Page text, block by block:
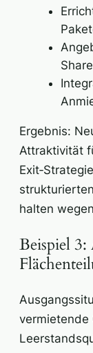
Ergebnis:
Attraktivität
halten
Beispiel 3:
vermietende